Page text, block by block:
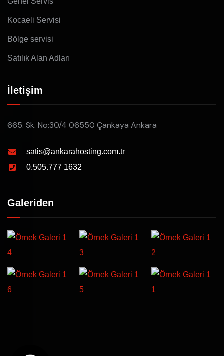
Kocaeli Servisi
Bölge servisi
Satılık Alan Adları
İletişim
665. Sk. No:30/4 06550 Çankaya Ankara
satis@ankarahosting.com.tr
0.505.777 1632
Galeriden